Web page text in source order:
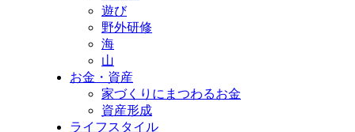
遊び
野外研修
海
山
お金・資産
家づくりにまつわるお金
資産形成
ライフスタイル